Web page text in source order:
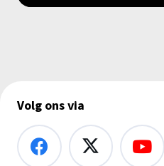
Volg ons via